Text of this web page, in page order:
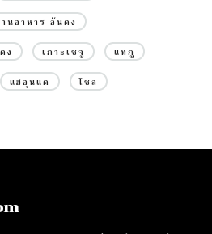
นอาหาร อันดง
ง เกาะเชจู แทกู
แฮอุนแด โซล